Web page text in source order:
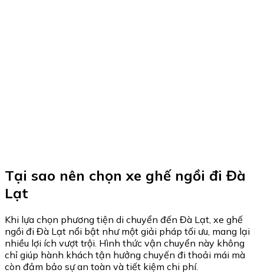
Tại sao nên chọn xe ghế ngồi đi Đà
Lạt
Khi lựa chọn phương tiện di chuyển đến Đà Lạt, xe ghế
ngồi đi Đà Lạt nổi bật như một giải pháp tối ưu, mang lại
nhiều lợi ích vượt trội. Hình thức vận chuyển này không
chỉ giúp hành khách tận hưởng chuyến đi thoải mái mà
còn đảm bảo sự an toàn và tiết kiệm chi phí.